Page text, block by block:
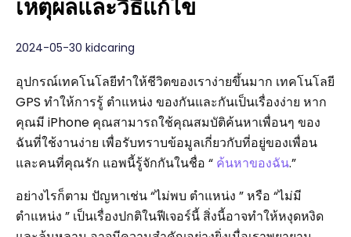
เหตุผลและวิธีแก้ไข
2024-05-30 kidcaring
อุปกรณ์เทคโนโลยีทำให้ชีวิตของเราง่ายขึ้นมาก เทคโนโลยี
GPS ทำให้การรู้ ตำแหน่ง ของกันและกันเป็นเรื่องง่าย หาก
คุณมี iPhone คุณสามารถใช้คุณสมบัติค้นหาเพื่อนๆ ของ
ฉันที่ใช้งานง่าย เพื่อรับทราบข้อมูลเกี่ยวกับที่อยู่ของเพื่อน
และคนที่คุณรัก แอพนี้รู้จักกันในชื่อ “ ค้นหาของฉัน.”
อย่างไรก็ตาม ปัญหาเช่น “ไม่พบ ตำแหน่ง ” หรือ “ไม่มี
ตำแหน่ง ” เป็นเรื่องปกติในฟีเจอร์นี้ สิ่งนี้อาจทำให้หงุดหงิด